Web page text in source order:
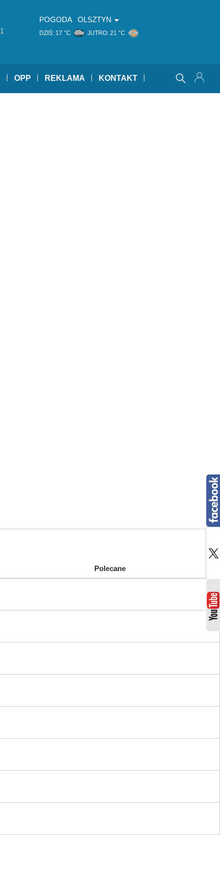
POGODA OLSZTYN
DZIŚ: 17 °C JUTRO: 21 °C
OPP REKLAMA KONTAKT
Polecane